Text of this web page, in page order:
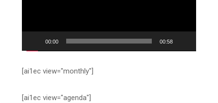
00:00 00:58
[ai1ec view="monthly"]
[ai1ec view="agenda"]